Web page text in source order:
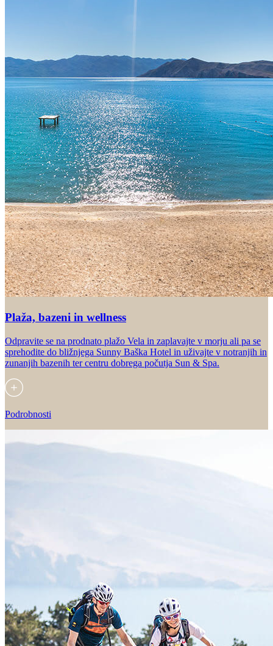
Plaža, bazeni in wellness
Odpravite se na prodnato plažo Vela in zaplavajte v morju ali pa se
sprehodite do bližnjega Sunny Baška Hotel in uživajte v notranjih in
zunanjih bazenih ter centru dobrega počutja Sun & Spa.
Podrobnosti